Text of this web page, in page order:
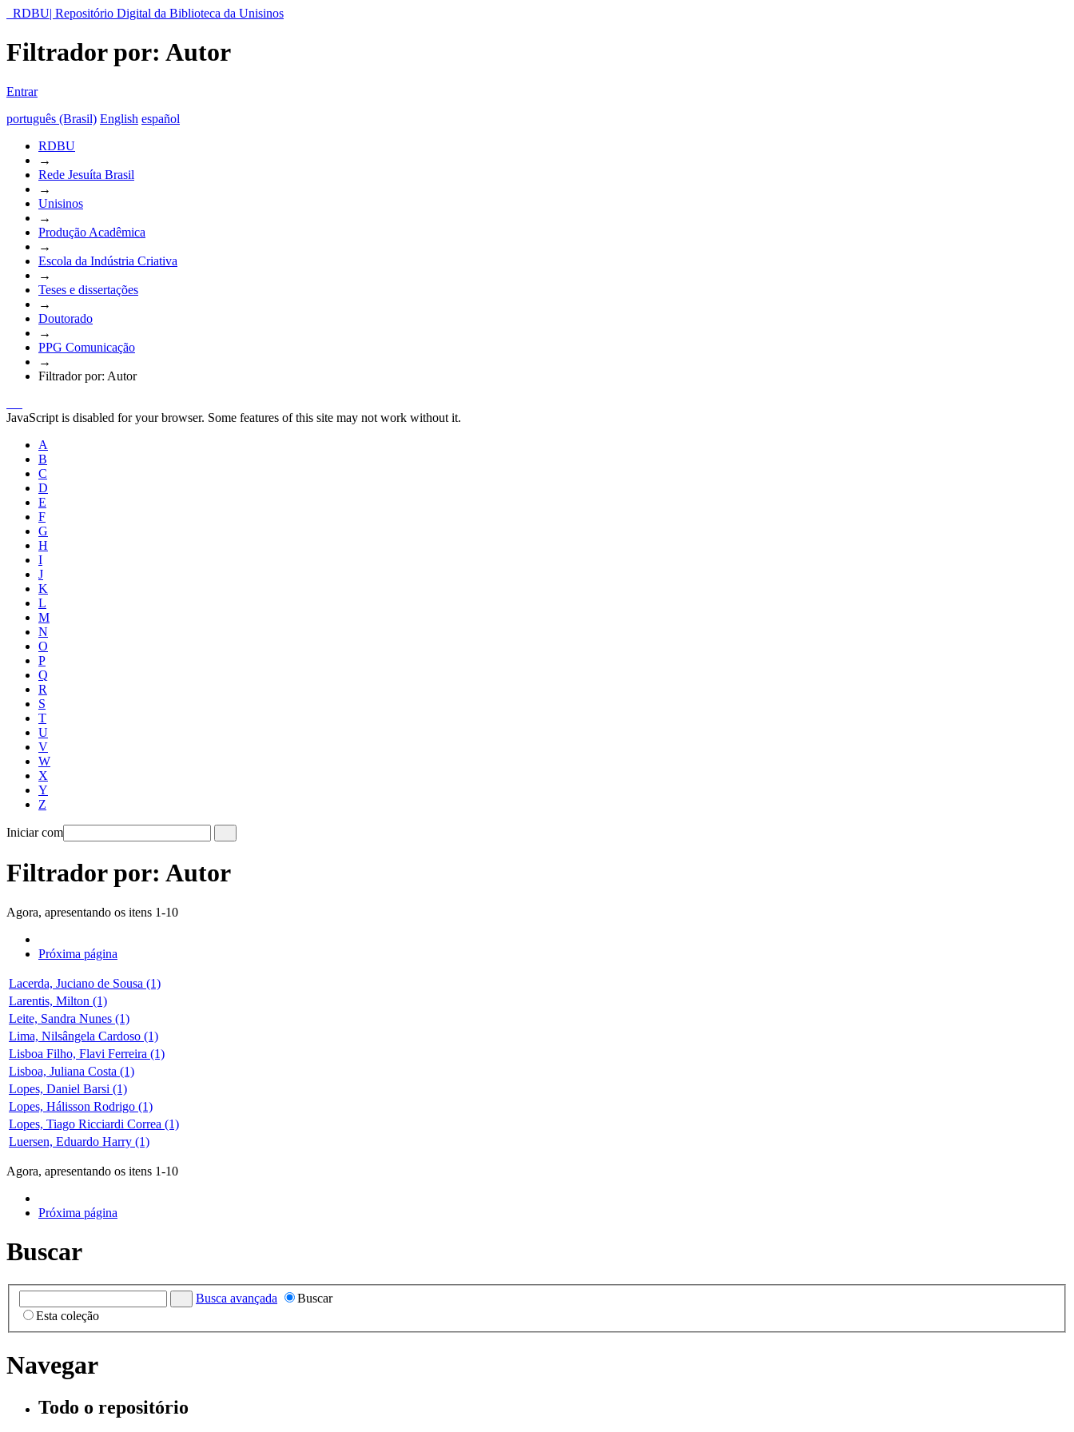
RDBU| Repositório Digital da Biblioteca da Unisinos
Filtrador por: Autor
Entrar
português (Brasil) English español
RDBU
→
Rede Jesuíta Brasil
→
Unisinos
→
Produção Acadêmica
→
Escola da Indústria Criativa
→
Teses e dissertações
→
Doutorado
→
PPG Comunicação
→
Filtrador por: Autor
JavaScript is disabled for your browser. Some features of this site may not work without it.
A
B
C
D
E
F
G
H
I
J
K
L
M
N
O
P
Q
R
S
T
U
V
W
X
Y
Z
Iniciar com
Filtrador por: Autor
Agora, apresentando os itens 1-10
Próxima página
Lacerda, Juciano de Sousa (1)
Larentis, Milton (1)
Leite, Sandra Nunes (1)
Lima, Nilsângela Cardoso (1)
Lisboa Filho, Flavi Ferreira (1)
Lisboa, Juliana Costa (1)
Lopes, Daniel Barsi (1)
Lopes, Hálisson Rodrigo (1)
Lopes, Tiago Ricciardi Correa (1)
Luersen, Eduardo Harry (1)
Agora, apresentando os itens 1-10
Próxima página
Buscar
Busca avançada
Buscar
Esta coleção
Navegar
Todo o repositório